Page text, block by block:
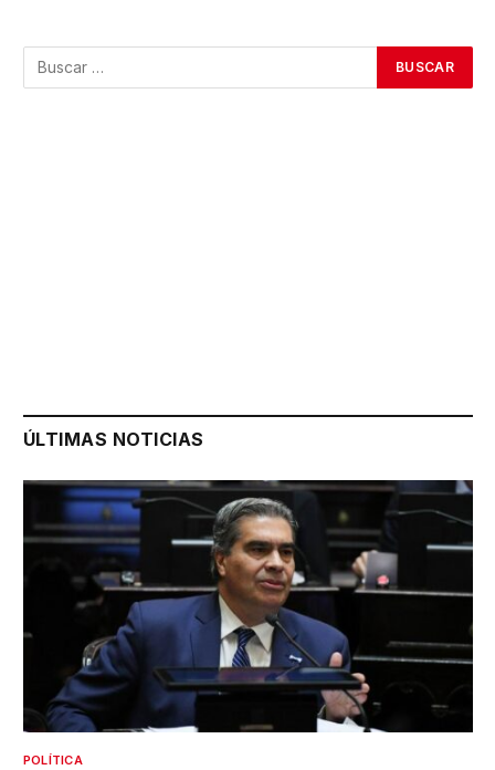
ÚLTIMAS NOTICIAS
POLÍTICA